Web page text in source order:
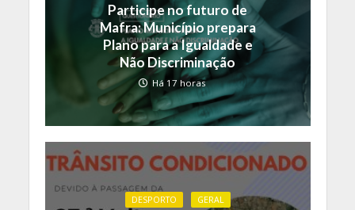
Participe no futuro de
Mafra: Município prepara
Plano para a Igualdade e
Não Discriminação
Há 17 horas
DESPORTO GERAL